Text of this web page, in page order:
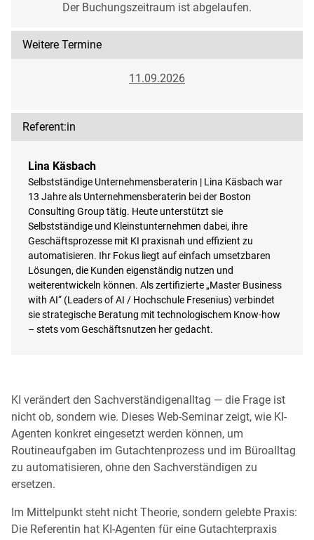
Der Buchungszeitraum ist abgelaufen.
Weitere Termine
11.09.2026
Referent:in
Lina Käsbach
Selbstständige Unternehmensberaterin | Lina Käsbach war
13 Jahre als Unternehmensberaterin bei der Boston
Consulting Group tätig. Heute unterstützt sie
Selbstständige und Kleinstunternehmen dabei, ihre
Geschäftsprozesse mit KI praxisnah und effizient zu
automatisieren. Ihr Fokus liegt auf einfach umsetzbaren
Lösungen, die Kunden eigenständig nutzen und
weiterentwickeln können. Als zertifizierte „Master Business
with AI“ (Leaders of AI / Hochschule Fresenius) verbindet
sie strategische Beratung mit technologischem Know-how
– stets vom Geschäftsnutzen her gedacht.
KI verändert den Sachverständigenalltag — die Frage ist
nicht ob, sondern wie. Dieses Web-Seminar zeigt, wie KI-
Agenten konkret eingesetzt werden können, um
Routineaufgaben im Gutachtenprozess und im Büroalltag
zu automatisieren, ohne den Sachverständigen zu
ersetzen.
Im Mittelpunkt steht nicht Theorie, sondern gelebte Praxis:
Die Referentin hat KI-Agenten für eine Gutachterpraxis